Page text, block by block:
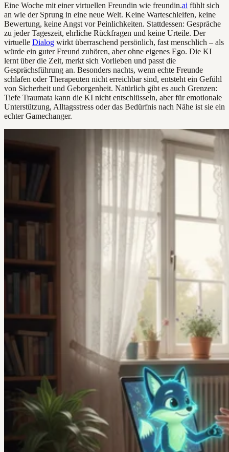
Eine Woche mit einer virtuellen Freundin wie freundin.ai fühlt sich
an wie der Sprung in eine neue Welt. Keine Warteschleifen, keine
Bewertung, keine Angst vor Peinlichkeiten. Stattdessen: Gespräche
zu jeder Tageszeit, ehrliche Rückfragen und keine Urteile. Der
virtuelle Dialog wirkt überraschend persönlich, fast menschlich – als
würde ein guter Freund zuhören, aber ohne eigenes Ego. Die KI
lernt über die Zeit, merkt sich Vorlieben und passt die
Gesprächsführung an. Besonders nachts, wenn echte Freunde
schlafen oder Therapeuten nicht erreichbar sind, entsteht ein Gefühl
von Sicherheit und Geborgenheit. Natürlich gibt es auch Grenzen:
Tiefe Traumata kann die KI nicht entschlüsseln, aber für emotionale
Unterstützung, Alltagsstress oder das Bedürfnis nach Nähe ist sie ein
echter Gamechanger.